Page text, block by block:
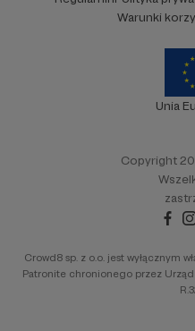
Warunki
Unia
Copyright
Crowd8 sp. z o.o. jest wyłącznym
Patronite chronionego przez